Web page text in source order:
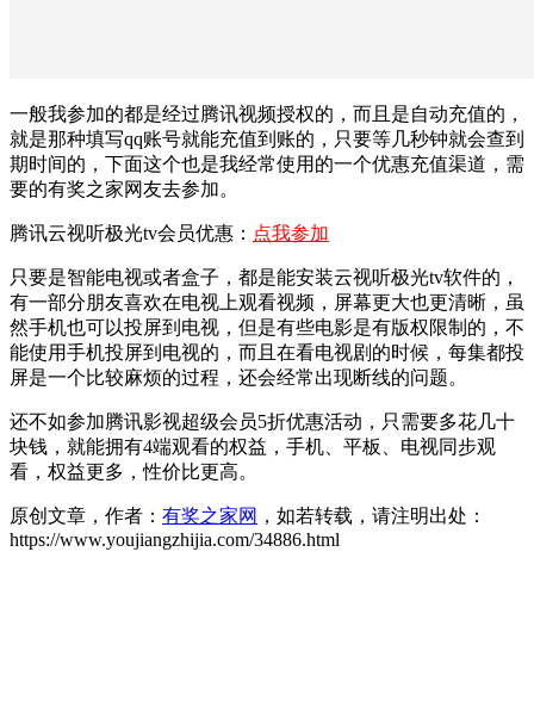
一般我参加的都是经过腾讯视频授权的，而且是自动充值的，
就是那种填写qq账号就能充值到账的，只要等几秒钟就会查到
期时间的，下面这个也是我经常使用的一个优惠充值渠道，需
要的有奖之家网友去参加。
腾讯云视听极光tv会员优惠： 点我参加
只要是智能电视或者盒子，都是能安装云视听极光tv软件的，
有一部分朋友喜欢在电视上观看视频，屏幕更大也更清晰，虽
然手机也可以投屏到电视，但是有些电影是有版权限制的，不
能使用手机投屏到电视的，而且在看电视剧的时候，每集都投
屏是一个比较麻烦的过程，还会经常出现断线的问题。
还不如参加腾讯影视超级会员5折优惠活动，只需要多花几十
块钱，就能拥有4端观看的权益，手机、平板、电视同步观
看，权益更多，性价比更高。
原创文章，作者： 有奖之家网 ，如若转载，请注明出处：
https://www.youjiangzhijia.com/34886.html